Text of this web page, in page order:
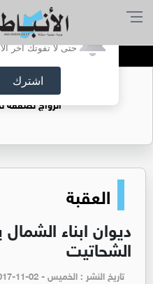
أترغب في
حتى لا تفوتك آخر
اشتركفتيات
الزواج لصفقة
العقبة
ديوان ابناء الشمال
الشحاتيت
تاريخ النشر : الخميس - am 07:37 | 2017-11-02